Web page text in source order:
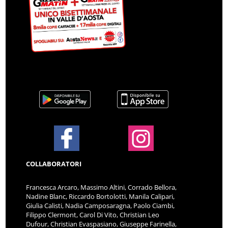
COLLABORATORI
Francesca Arcaro, Massimo Altini, Corrado Bellora,
Nadine Blanc, Riccardo Bortolotti, Manila Calipari,
Giulia Calisti, Nadia Camposaragna, Paolo Ciambi,
Filippo Clermont, Carol Di Vito, Christian Leo
Dufour, Christian Evaspasiano, Giuseppe Farinella,